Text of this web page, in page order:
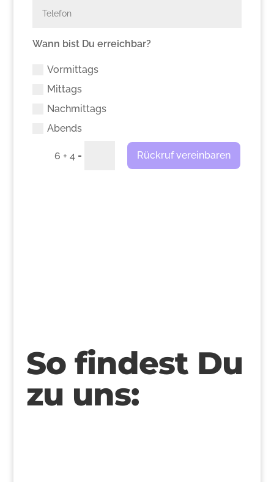
Wann bist Du erreichbar?
Vormittags
Mittags
Nachmittags
Abends
6 + 4 = Rückruf vereinbaren
So findest Du
zu uns: